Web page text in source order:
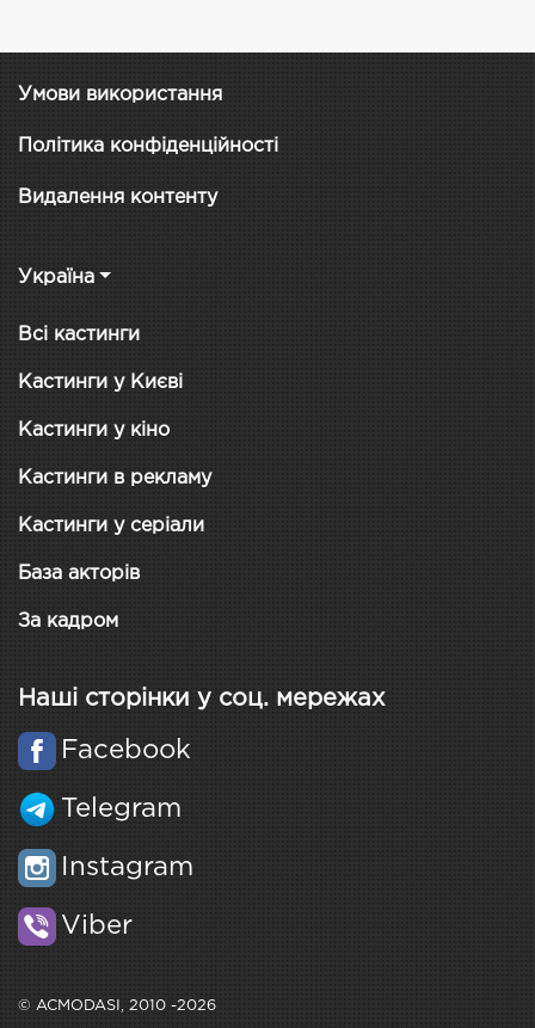
Умови використання
Політика конфіденційності
Видалення контенту
Україна
Всі кастинги
Кастинги у Києві
Кастинги у кіно
Кастинги в рекламу
Кастинги у серіали
База акторів
За кадром
Наші сторінки у соц. мережах
Facebook
Telegram
Instagram
Viber
© ACMODASI, 2010 -2026